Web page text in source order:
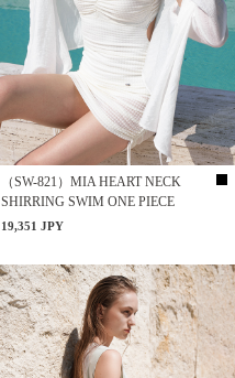
（SW-821）MIA HEART NECK
SHIRRING SWIM ONE PIECE
19,351 JPY